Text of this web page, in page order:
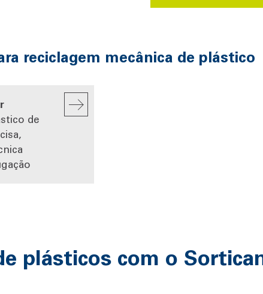
reciclagem mecânica de plástico
de
plásticos com o